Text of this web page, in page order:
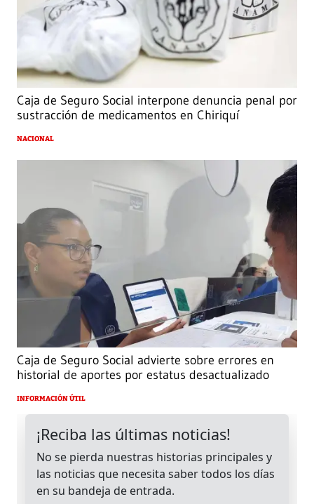
Caja de Seguro Social interpone denuncia penal por
sustracción de medicamentos en Chiriquí
NACIONAL
Caja de Seguro Social advierte sobre errores en
historial de aportes por estatus desactualizado
INFORMACIÓN ÚTIL